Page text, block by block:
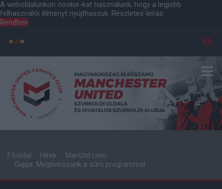
A weboldalunkon cookie-kat használunk, hogy a legjobb
felhasználói élményt nyújthassuk. Részletes leírás
Rendben
Főoldal Hírek
ManUtd.com
Giggs: Megbirkózunk a sûrû programmal